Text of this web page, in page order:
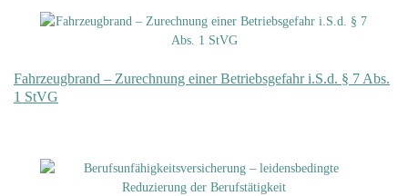
Fahrzeugbrand – Zurechnung einer Betriebsgefahr i.S.d. § 7 Abs.
1 StVG